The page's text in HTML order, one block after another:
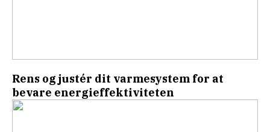
Rens og justér dit varmesystem for at
bevare energieffektiviteten